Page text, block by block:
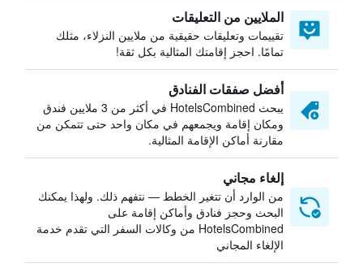
الملايين من التعليقات
تقييمات وتعليقات حقيقية من ملايين النزلاء، مثلك
تمامًا. احجز إقامتك المثالية بكل ثقة!
أفضل صفقات الفنادق
يبحث HotelsCombined في أكثر من 3 ملايين فندق
ومكان إقامة ويجمعهم في مكان واحد حتى تتمكن من
مقارنة أماكن الإقامة المثالية.
إلغاء مجاني
من الوارد أن تتغير الخطط — نتفهم ذلك. ولهذا يمكنك
البحث وحجز فنادق وأماكن إقامة على
HotelsCombined من وكالات السفر التي تقدم خدمة
الإلغاء المجاني